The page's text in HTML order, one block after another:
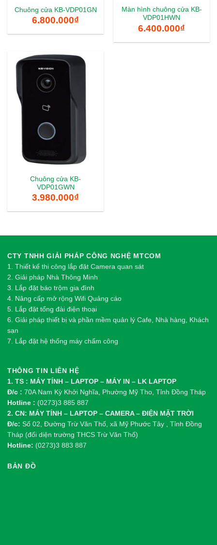
Chuông cửa KB-VDP01GN
6.800.000₫
Màn hình chuông cửa KB-
VDP01HWN
6.400.000₫
Chuông cửa KB-
VDP01GWN
3.980.000₫
CTY TNHH GIẢI PHÁP CÔNG NGHỆ MTCOM
1. Thiết kế thi công lắp đặt Camera quan sát
2. Giải pháp Nhà Thông Minh
3. Lắp đặt báo trộm gia đình
4. Nâng cấp mở rộng Wifi Quảng cáo
5. Lắp đặt tổng đài điện thoại
6. Giải pháp thiết bị và phần mềm quản lý Cafe, Nhà hàng, Khách
sạn
7. Lắp đặt hệ thống máy chấm công
THÔNG TIN LIÊN HỆ
1. TS : MÁY TÍNH – LAPTOP – MÁY IN – LK LAPTOP
Đ/c : 70A Nam Kỳ Khởi Nghĩa, Phường Mỹ Tho, Tỉnh Đồng Tháp
Hotline : (0273)3 885 887
2. CN: MÁY TÍNH – LAPTOP – CAMERA – ĐIỆN MẶT TRỜI
Đ/c: Số 02, Đường Trừ Văn Thố, xã Mỹ Phước Tây , Tỉnh Đồng
Tháp (đối diện trường THCS Trừ Văn Thố)
Hotline: (0273)3 883 887
BẢN ĐỒ